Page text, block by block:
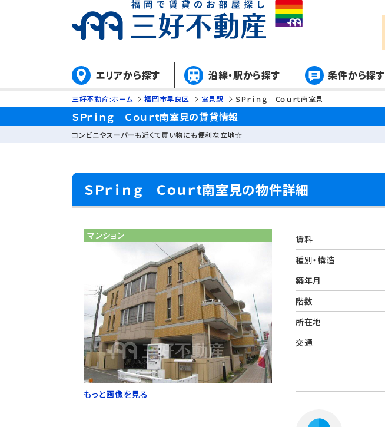
エリアから探す 沿線・駅から探す 条件から探す
三好不動産:ホーム 福岡市早良区 室見駅 ＳＰｒｉｎｇ Ｃｏｕｒt南室見
ＳＰｒｉｎｇ Ｃｏｕｒt南室見の賃貸情報
コンビニやスーパーも近くて買い物にも便利な立地☆
ＳＰｒｉｎｇ Ｃｏｕｒt南室見の物件詳細
マンション
もっと画像を見る
賃料
種別・構造
築年月
階数
所在地
交通